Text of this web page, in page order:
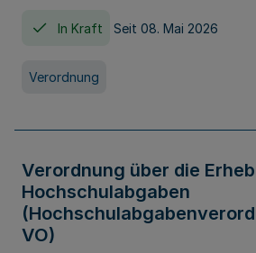
In Kraft Seit 08. Mai 2026
Verordnung
Verordnung über die
Hochschulabgaben
VO)